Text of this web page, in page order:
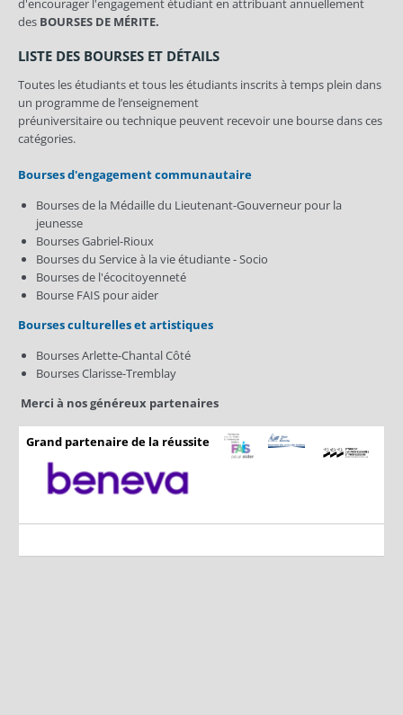
d'encourager l'engagement étudiant en attribuant annuellement
des BOURSES DE MÉRITE.
LISTE DES BOURSES ET DÉTAILS
Toutes les étudiants et tous les étudiants inscrits à temps plein dans
un programme de l’enseignement
préuniversitaire ou technique peuvent recevoir une bourse dans ces
catégories.
Bourses d'engagement communautaire
Bourses de la Médaille du Lieutenant-Gouverneur pour la
jeunesse
Bourses Gabriel-Rioux
Bourses du Service à la vie étudiante - Socio
Bourses de l'écocitoyenneté
Bourse FAIS pour aider
Bourses culturelles et artistiques
Bourses Arlette-Chantal Côté
Bourses Clarisse-Tremblay
Merci à nos généreux partenaires
Grand partenaire de la réussite